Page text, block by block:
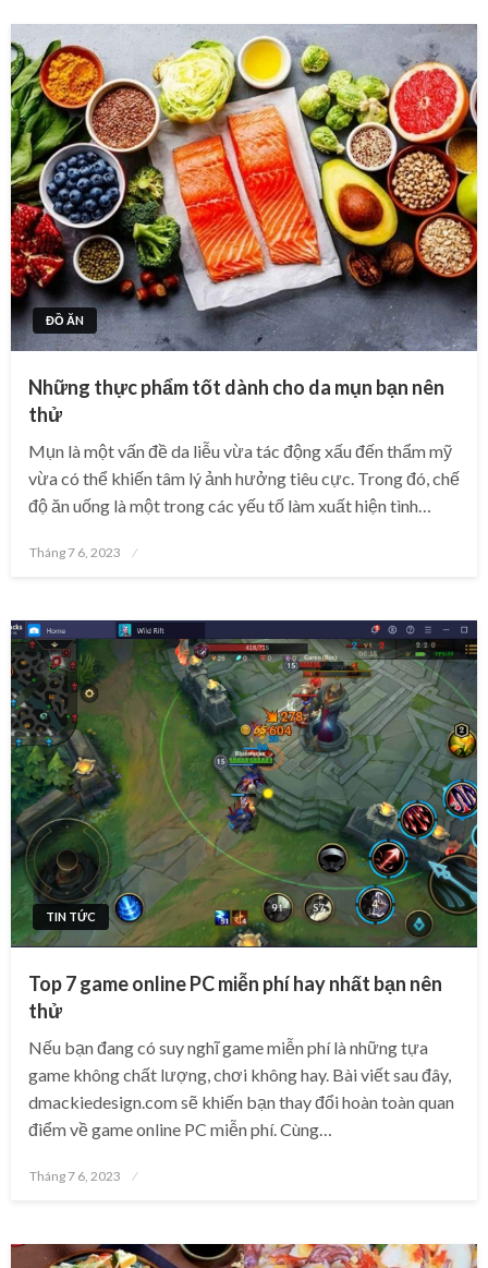
ĐỒ ĂN
Những thực phẩm tốt dành cho da mụn bạn nên
thử
Mụn là một vấn đề da liễu vừa tác động xấu đến thẩm mỹ
vừa có thể khiến tâm lý ảnh hưởng tiêu cực. Trong đó, chế
độ ăn uống là một trong các yếu tố làm xuất hiện tình…
Posted
Tháng 7 6, 2023
TIN TỨC
Top 7 game online PC miễn phí hay nhất bạn nên
thử
Nếu bạn đang có suy nghĩ game miễn phí là những tựa
game không chất lượng, chơi không hay. Bài viết sau đây,
dmackiedesign.com sẽ khiến bạn thay đổi hoàn toàn quan
điểm về game online PC miễn phí. Cùng…
Posted
Tháng 7 6, 2023